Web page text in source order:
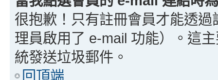
很抱歉！只有註冊會員才能透
理員啟用了 e-mail 功能）。這
統發送垃圾郵件。
回頂端